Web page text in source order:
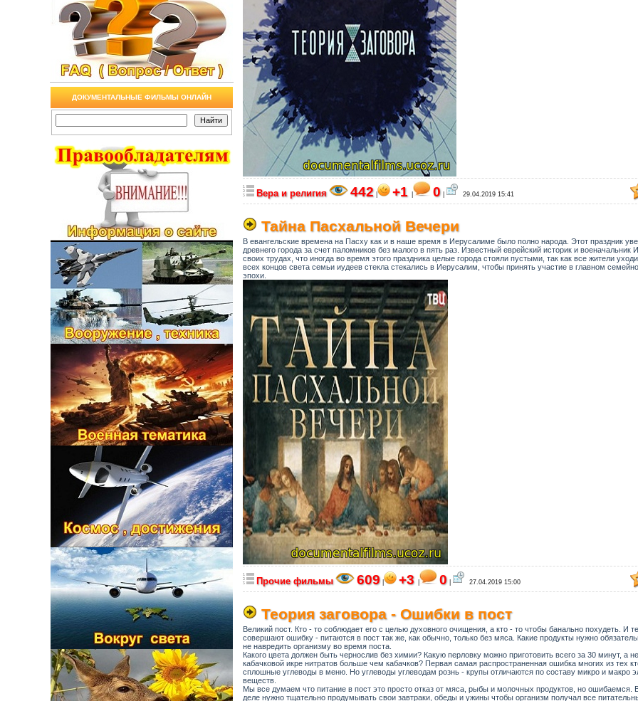
ДОКУМЕНТАЛЬНЫЕ ФИЛЬМЫ ОНЛАЙН
Вера и религия 442 +1 0 29.04.2019 15:41
Тайна Пасхальной Вечери
В евангельские времена на Пасху как и в наше время в Иерусалиме было полно народа. Этот праздник
древнего города за счет паломников без малого в пять раз. Известный еврейский историк и
своих трудах, что иногда во время этого праздника целые города стояли пустыми, так как все жители
всех концов света семьи иудеев стекла стекались в Иерусалим, чтобы принять участие в главном
эпохи.
Прочие фильмы 609 +3 0 27.04.2019 15:00
Теория заговора - Ошибки в пост
Великий пост. Кто - то соблюдает его с целью духовного очищения, а кто - то чтобы банально похудеть. И
совершают ошибку - питаются в пост так же, как обычно, только без мяса. Какие продукты нужно
не навредить организму во время поста.
Какого цвета должен быть чернослив без химии? Какую перловку можно приготовить всего за 30 минут, а
кабачковой икре нитратов больше чем кабачков? Первая самая распространенная ошибка многих из тех
сплошные углеводы в меню. Но углеводы углеводам рознь - крупы отличаются по составу микро и макро
веществ.
Мы все думаем что питание в пост это просто отказ от мяса, рыбы и молочных продуктов, но ошибаемся.
деле нужно тщательно продумывать свои завтраки, обеды и ужины чтобы организм получал все